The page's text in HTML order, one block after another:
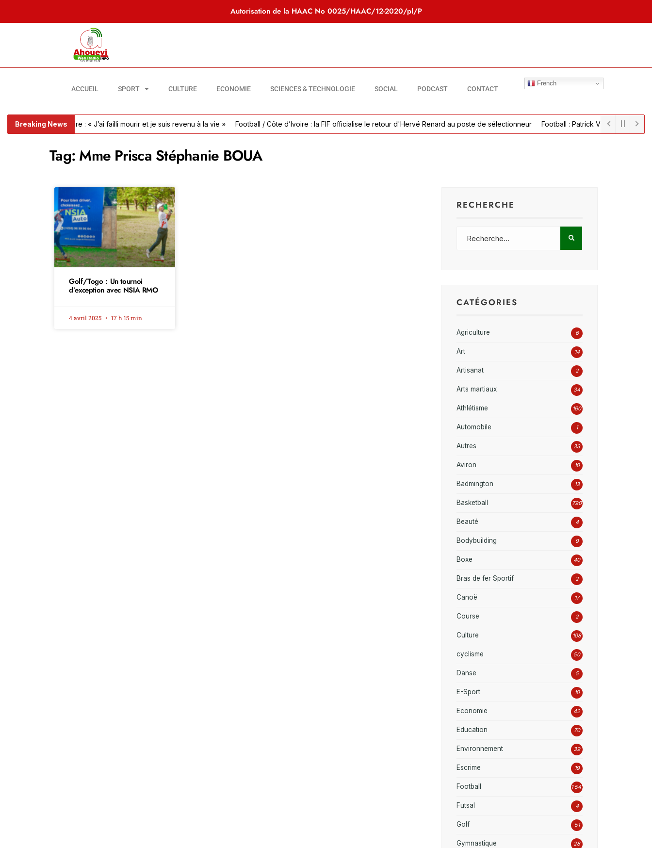
Autorisation de la HAAC No 0025/HAAC/12-2020/pl/P
ACCUEIL SPORT CULTURE ECONOMIE SCIENCES & TECHNOLOGIE SOCIAL PODCAST CONTACT
French
Breaking News
pulmonaire : « J’ai failli mourir et je suis revenu à la vie » Football / Côte d’Ivoire : la FIF officialise le retour d'Hervé Renard au poste de sélectionneur Football : Patrick Vieira parvient à un
Tag: Mme Prisca Stéphanie BOUA
Golf/Togo : Un tournoi
d’exception avec NSIA RMO
4 avril 2025 17 h 15 min
RECHERCHE
CATÉGORIES
Agriculture 6
Art 14
Artisanat 2
Arts martiaux 34
Athlétisme 160
Automobile 1
Autres 33
Aviron 10
Badmington 13
Basketball 790
Beauté 4
Bodybuilding 9
Boxe 40
Bras de fer Sportif 2
Canoë 17
Course 2
Culture 108
cyclisme 50
Danse 5
E-Sport 10
Economie 42
Education 70
Environnement 39
Escrime 19
Football 1 541
Futsal 4
Golf 51
Gymnastique 28